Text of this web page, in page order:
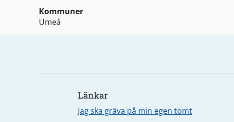
Kommuner
Umeå
Länkar
Jag ska gräva på min egen tomt